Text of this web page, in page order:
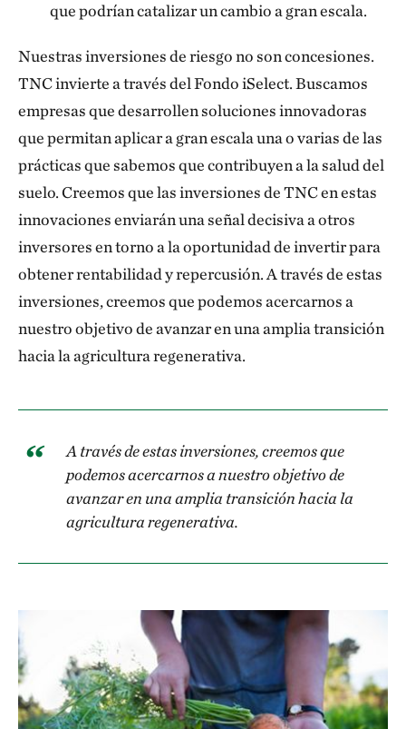
que podrían catalizar un cambio a gran escala.
Nuestras inversiones de riesgo no son concesiones.
TNC invierte a través del Fondo iSelect. Buscamos
empresas que desarrollen soluciones innovadoras
que permitan aplicar a gran escala una o varias de las
prácticas que sabemos que contribuyen a la salud del
suelo. Creemos que las inversiones de TNC en estas
innovaciones enviarán una señal decisiva a otros
inversores en torno a la oportunidad de invertir para
obtener rentabilidad y repercusión. A través de estas
inversiones, creemos que podemos acercarnos a
nuestro objetivo de avanzar en una amplia transición
hacia la agricultura regenerativa.
A través de estas inversiones, creemos que
podemos acercarnos a nuestro objetivo de
avanzar en una amplia transición hacia la
agricultura regenerativa.